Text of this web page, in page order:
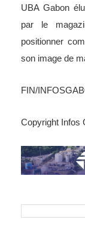
UBA Gabon
par le
positionner
son image de
FIN/
Copyright Infos